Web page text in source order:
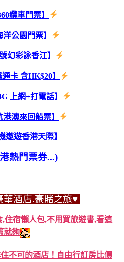
纜車門票】
洋公園門票】
幻彩詠香江】
通卡 含HK$20】
上網+打電話】
港澳來回船票】
遨遊香港天際】
熱門票券...)
華酒店.豪賭之旅♥
,住宿懶人包,不用買旅遊書,看這
就夠
住不可的酒店！自由行訂房比價